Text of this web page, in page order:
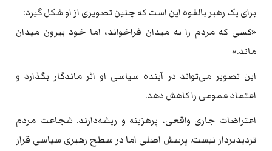
برای یک رهبر بالقوه این است که چنین تصویری از او شکل گیرد:
«کسی که مردم را به میدان فراخواند، اما خود بیرون میدان
ماند.»
این تصویر می‌تواند در آینده سیاسی او اثر ماندگار بگذارد و
اعتماد عمومی را کاهش دهد.
اعتراضات جاری واقعی، پرهزینه و ریشه‌دارند. شجاعت مردم
تردیدبردار نیست. پرسش اصلی اما در سطح رهبری سیاسی قرار